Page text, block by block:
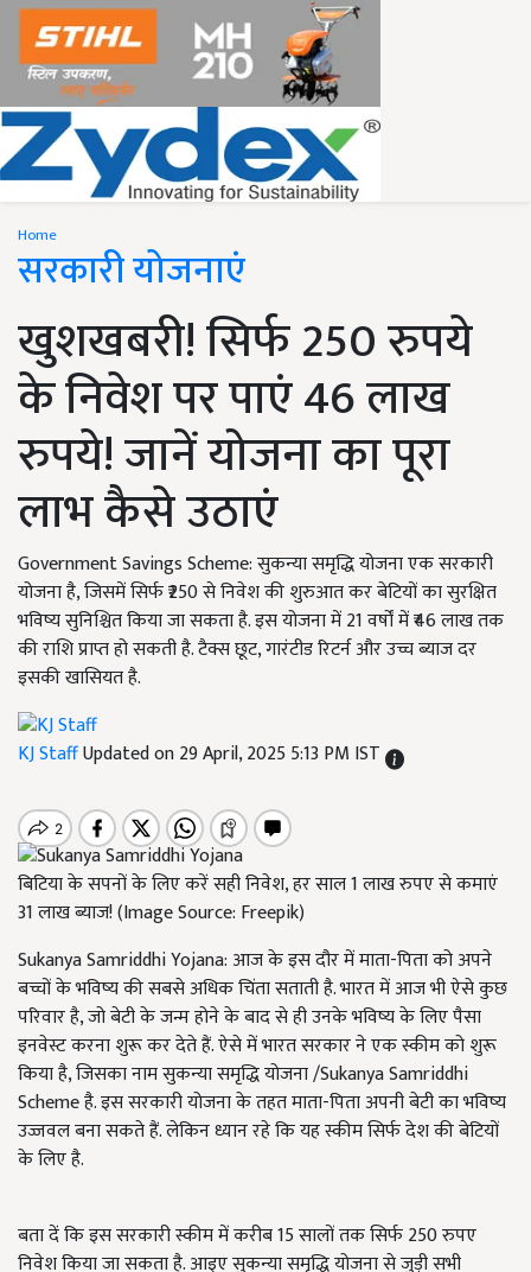
Home
सरकारी योजनाएं
खुशखबरी! सिर्फ 250 रुपये
के निवेश पर पाएं 46 लाख
रुपये! जानें योजना का पूरा
लाभ कैसे उठाएं
Government Savings Scheme: सुकन्या समृद्धि योजना एक सरकारी
योजना है, जिसमें सिर्फ ₹250 से निवेश की शुरुआत कर बेटियों का सुरक्षित
भविष्य सुनिश्चित किया जा सकता है. इस योजना में 21 वर्षों में ₹46 लाख तक
की राशि प्राप्त हो सकती है. टैक्स छूट, गारंटीड रिटर्न और उच्च ब्याज दर
इसकी खासियत है.
KJ StaffUpdated on 29 April, 2025 5:13 PM IST
बिटिया के सपनों के लिए करें सही निवेश, हर साल 1 लाख रुपए से कमाएं
31 लाख ब्याज! (Image Source: Freepik)
Sukanya Samriddhi Yojana: आज के इस दौर में माता-पिता को अपने
बच्चों के भविष्य की सबसे अधिक चिंता सताती है. भारत में आज भी ऐसे कुछ
परिवार है, जो बेटी के जन्म होने के बाद से ही उनके भविष्य के लिए पैसा
इनवेस्ट करना शुरू कर देते हैं. ऐसे में भारत सरकार ने एक स्कीम को शुरू
किया है, जिसका नाम सुकन्या समृद्धि योजना /Sukanya Samriddhi
Scheme है. इस सरकारी योजना के तहत माता-पिता अपनी बेटी का भविष्य
उज्जवल बना सकते हैं. लेकिन ध्यान रहे कि यह स्कीम सिर्फ देश की बेटियों
के लिए है.
बता दें कि इस सरकारी स्कीम में करीब 15 सालों तक सिर्फ 250 रुपए
निवेश किया जा सकता है. आइए सुकन्या समृद्धि योजना से जुड़ी सभी